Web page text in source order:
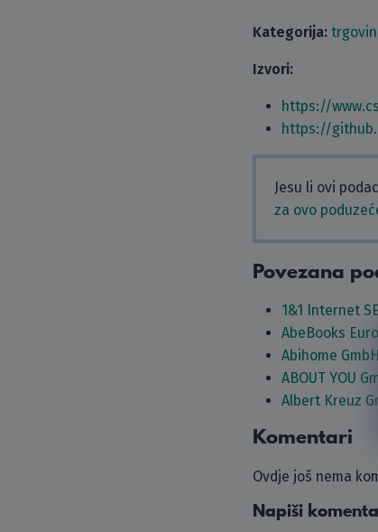
Kategorija:
Izvori:
https://
https://
Jesu li ovi
za ovo
Povezana
1&1 Internet SE
AbeBooks
Abihome GmbH
ABOUT YOU
Albert Kreuz
Komentari
Ovdje još nema
Napiši